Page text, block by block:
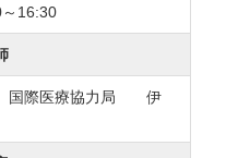
16:30
国際医療協力局 伊